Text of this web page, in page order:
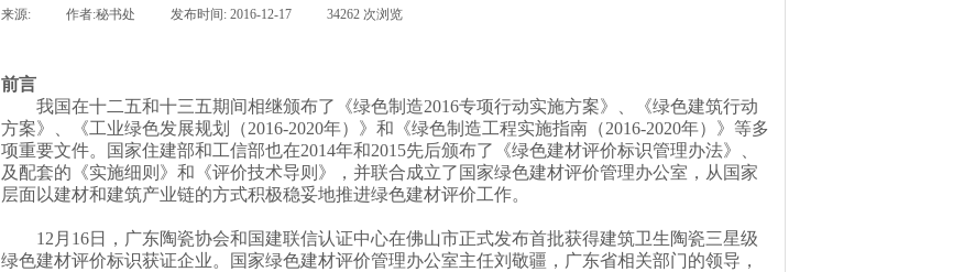
来源: 作者:秘书处 发布时间: 2016-12-17 34262 次浏览
前言
我国在十二五和十三五期间相继颁布了《绿色制造2016专项行动实施方案》、《绿色建筑行动
方案》、《工业绿色发展规划（2016-2020年）》和《绿色制造工程实施指南（2016-2020年）》等多
项重要文件。国家住建部和工信部也在2014年和2015先后颁布了《绿色建材评价标识管理办法》、
及配套的《实施细则》和《评价技术导则》，并联合成立了国家绿色建材评价管理办公室，从国家
层面以建材和建筑产业链的方式积极稳妥地推进绿色建材评价工作。
12 月 16日，广东陶瓷协会和国建联信认证中心在佛山市正式发布首批获得建筑卫生陶瓷三星级
绿色建材评价标识获证企业。国家绿色建材评价管理办公室主任刘敬疆，广东省相关部门的领导，